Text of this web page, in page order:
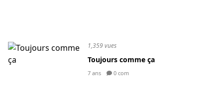
1,359 vues
Toujours comme ça
7 ans 0 com